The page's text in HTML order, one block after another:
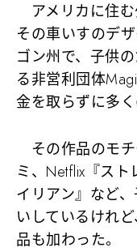
アメリカに住む
その車いすのデ
ゴン州で、子供
る非営利団体
金を取らずに多
その作品のモ
ミ、Netflix『ス
イリアン』など
いしているけれ
品も加わった。